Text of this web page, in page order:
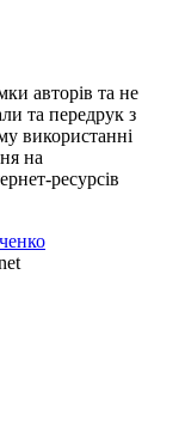
авторів та не
та передрук з
використанні
на
ресурсів